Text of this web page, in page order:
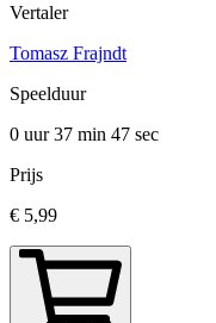
Vertaler
Tomasz Frajndt
Speelduur
0 uur 37 min 47 sec
Prijs
€ 5,99